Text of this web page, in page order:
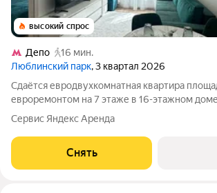
высокий спрос
Депо
16 мин.
Люблинский парк, 3 квартал 2026
Сдаётся евродвухкомнатная квартира
евроремонтом на 7 этаже в 16-этажном доме
месяцев. Квартира сдаётся впервые, всё
Рядом метро «Братиславская», Дэпо, ТЦ
фитнес и т. д. Из
Сервис Яндекс Аренда
Снять